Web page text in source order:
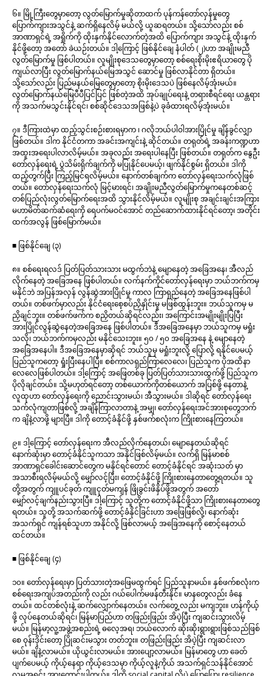
၆။ မြို့ကြီးတွေမှာတော့ လွတ်မြောက်မှုဆိုတာထက် ပုန်ကန်တော်လှန်မှုတွေ
ပြောက်ကျားအသွင်နဲ့ ဆက်ရှိနေလိမ့် မယ်လို့ ယူဆရတယ်။ သို့သော်လည်း စစ်
အာဏာရှင်ရဲ့ အရှိုက်ကို ထိုးနှက်နိုင်လောက်တဲ့အထိ ပြောက်ကျား အသွင်နဲ့ ထိုးနှက်
နိုင်ဖို့တော့ အတော် ခဲယဉ်းတယ်။ ဒါ့ကြောင့် ဖြစ်နိုင်ချေ နံပါတ် (၂)ဟာ အချိုးမညီ
လွတ်မြောက်မှု ဖြစ်ပါတယ်။ လူမျိုးစုဒေသတွေမှာတော့ စစ်ရေးစိုးမိုးဧရိယာတွေ ပို
ကျယ်လာပြီး လွတ်မြောက်နယ်မြေအသွင် ဆောင်မှု ဖြစ်လာနိုင်တာ ရှိတယ်။
သို့သော်လည်း ပြည်မနယ်မြေတွေမှာတော့ စိုးမိုးဒေသပဲ ဖြစ်နေလိမ့်အုံးမယ်။
လွတ်မြောက်နယ်မြေပီပီပြင်ပြင် ဖြစ်တဲ့အထိ အုပ်ချုပ်ရေးနဲ့ တရားစီရင်ရေး ယန္တရား
ကို အသက်မသွင်းနိုင်ရင်၊ စစ်ဆိုင်ဒေသအဖြစ်နဲ့ပဲ ခုခံထားရလိမ့်အုံးမယ်။
၇။ ဒီကြားထဲမှာ ထည့်သွင်းစဉ်းစားရမှာက ၊ ဂလိုဘယ်ပါဝါအားပြိုင်မှု ချိန်ခွင်လျှာ
ဖြစ်တယ်။ ဒါက နိုင်ငံတကာ အခင်းအကျင်းနဲ့ ဆိုင်တယ်။ တရုတ်ရဲ့ အခန်းကဏ္ဍဟာ
အထူးအရေးပါလာလိမ့်မယ်။ အခုလည်း အရေးပါနေပြီး ဖြစ်တယ်။ တရုတ်က နွေဦး
တော်လှန်ရေးရဲ့ ပွဲသိမ်းရိုက်ချက်ကို မပြုနိုင်ပေမယ့်၊ ဖျက်နိုင်စွမ်း ရှိတယ်။ ဒါကို
ထည့်တွက်ပြီး ကြည့်မြင်ရလိမ့်မယ်။ နောက်တစ်ချက်က တော်လှန်ရေးသက်လုံဖြစ်
တယ်။ တော်လှန်ရေးသက်လုံ မြင့်မားရင်၊ အချိုးမညီလွတ်မြောက်မှုကနေတစ်ဆင့်
တစ်ပြည်လုံးလွတ်မြောက်ရေးအထိ သွားနိုင်လိမ့်မယ်။ လူမျိုးစု အချင်းချင်းအကြား
မဟာမိတ်ဆက်ဆံရေးကို ရေပက်မဝင်အောင် တည်ဆောက်ထားနိုင်ရင်တော့၊ အတိုင်း
ထက်အလွန် ဖြစ်မြောက်မယ်။
■ ဖြစ်နိုင်ချေ (၃)
၈။ စစ်ရေးရလဒ် ပြတ်ပြတ်သားသား မထွက်ဘဲနဲ့ မျောနေတဲ့ အခြေအနေ၊ အီလည်
လိုက်နေတဲ့ အခြေအနေ ဖြစ်ပါတယ်။ လက်နက်ကိုင်တော်လှန်ရေးမှာ ဘယ်ဘက်ကမှ
မနိုင်ဘဲ အပြန်အလှန် လွန်ဆွဲအားပြိုင်မှု ကာလ ကြာရှည်နေတဲ့ အခြေအနေဖြစ်ပါ
တယ်။ တစ်ဖက်မှာလည်း နိုင်ငံရေးစေ့စပ်ညှိနှိုင်းမှု မဖြစ်ထွန်းဘူး။ ဘယ်သူကမှ မ
ညှိချင်ဘူး။ တစ်ဖက်ဖက်က စညှိတယ်ဆိုရင်လည်း၊ အကြောင်းအမျိုးမျိုးပြပြီး
အားပြိုင်လွန်ဆွဲနေတဲ့အခြေအနေ ဖြစ်ပါတယ်။ ဒီအခြေအနေမှာ ဘယ်သူကမှ မရှုံး
သလို၊ ဘယ်ဘက်ကမှလည်း မနိုင်သေးဘူး။ ၅၀ / ၅၀ အခြေအနေ နဲ့ မျောနေတဲ့
အခြေအနေပါ။ ဒီအခြေအနေမှာဆိုရင် ဘယ်သူမှ မရှုံးဘူးလို့ ပြောလို့ ရနိုင်ပေမယ့်
ပြည်သူကတော့ ရှုံးပြီးနေပါပြီ။ စစ်ကာလရှည်ကြာလေလေ၊ ပြည်သူက ပိုအထိနာ
လေလေဖြစ်ပါတယ်။ ဒါ့ကြောင့် အဖြေတစ်ခု ပြတ်ပြတ်သားသားထွက်ဖို့ ပြည်သူက
ပိုလိုချင်တယ်။ သို့မဟုတ်ရင်တော့ တစ်ယောက်ကိုတစ်ယောက် အပြစ်ဖို့ နေတာနဲ့
လူထုဟာ တော်လှန်ရေးကို ညောင်းသွားမယ်၊ အီသွားမယ်။ ဒါဆိုရင် တော်လှန်ရေး
သက်လုံကျတာဖြစ်လို့ အချိန်ကြာလာတာနဲ့ အမျှ၊ တော်လှန်ရေးအင်အားစုတွေဘက်
က ချိနဲ့လာဖို့ များပြီ။ ဒါကို တောင့်ခံနိုင်ဖို့ နှစ်ဖက်စလုံးက ကြိုးစားနေကြတယ်။
၉။ ဒါ့ကြောင့် တော်လှန်ရေးက အီလည်လိုက်နေတယ်၊ မျောနေတယ်ဆိုရင်
နောက်ဆုံးမှာ တောင့်ခံနိုင်သူကသာ အနိုင်ဖြစ်လိမ့်မယ်။ လက်ရှိ မြန်မာစစ်
အာဏာရှင်ခေါင်းဆောင်တွေက မနိုင်ရင်တောင် တောင့်ခံနိုင်ရင် အဆုံးသတ် မှာ
အသာစီးရလိမ့်မယ်လို့ မျှော်လင့်ပြီး၊ တောင့်ခံနိုင်ဖို့ ကြိုးစားနေတာတွေ့ရတယ်။ သူ
တို့အတွက် ကျူပင်ခုတ် ကျူငုတ်မကျန် ဖြိုခွင်းဖိနှိပ်ဖို့အတွက် အတော်
မျှော်လင့်ချက်နည်းသွားပြီ။ ဒါ့ကြောင့် သူတို့က တောင့်ခံနိုင်ဖို့သာ ကြိုးစားနေတာတွေ့
ရတယ်။ သူတို့ အသက်ဆက်ဖို့ တောင့်ခံနိုင်ခြင်းဟာ အဖြေဖြစ်လို့၊ နောက်ဆုံး
အသက်ရှင် ကျန်ရစ်သူဟာ အနိုင်လို့ ဖြစ်လာမယ့် အခြေအနေကို စောင့်နေတယ်
ထင်တယ်။
■ ဖြစ်နိုင်ချေ (၄)
၁၀။ တော်လှန်ရေးမှာ ပြတ်သားတဲ့အဖြေမထွက်ရင် ပြည်သူနာမယ်။ နှစ်ဖက်စလုံးက
စစ်ရေးအကျပ်အတည်းကို လည်း ဂယ်ပေါက်မဖန်တီးနိုင်။ မာနတွေလည်း ခံနေ
တယ်။ ထင်တစ်လုံးနဲ့ ဆက်လျှောက်နေတယ်။ လက်တွေ့ လည်း မကျဘူး။ ဟန်ကိုယ့်
ဖို့ လုပ်နေတယ်ဆိုရင်၊ မြန်မာပြည်ဟာ တဖြည်းဖြည်း အိပဲ့ပြီး ကျဆင်းသွားလိမ့်
မယ်။ မြန်မာ့လူ့အဖွဲ့အစည်းရဲ့ ဓလေ့အရ၊ ဘယ်လောက် ဆိုးဆိုးရွားရွားဖြစ်သည်ဖြစ်
စေ ဝုန်းဒိုင်းတော့ ပြိုဆင်းမသွား တတ်ဘူး။ တဖြည်းဖြည်း အိပဲ့ပြီး ကျဆင်းလာ
မယ်။ ချိနဲ့လာမယ်။ ယိုယွင်းလာမယ်။ အားပျော့လာမယ်။ မြန်မာတွေ ဟာ ခေတ်
ပျက်ပေမယ့် ကိုယ့်နေရာ ကိုယ့်ဒေသမှာ ကိုယ့်လူနဲ့ကိုယ် အသက်ရှင်သန်နိုင်အောင်